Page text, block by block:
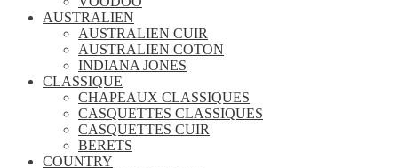
AUSTRALIEN
AUSTRALIEN CUIR
AUSTRALIEN COTON
INDIANA JONES
CLASSIQUE
CHAPEAUX CLASSIQUES
CASQUETTES CLASSIQUES
CASQUETTES CUIR
BERETS
COUNTRY